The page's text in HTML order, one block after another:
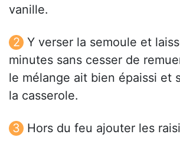
vanille.
Y verser la semoule et
minutes sans cesser de
le mélange ait bien épaissi et
la casserole.
Hors du feu ajouter les